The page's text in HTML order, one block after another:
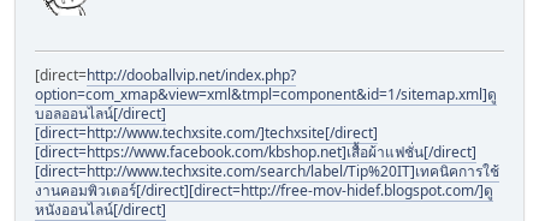
[direct=http://dooballvip.net/index.php?
option=com_xmap&view=xml&tmpl=component&id=1/sitemap.xml]ดู
บอลออนไลน์[/direct]
[direct=http://www.techxsite.com/]techxsite[/direct]
[direct=https://www.facebook.com/kbshop.net]เสื้อผ้าแฟชั่น[/direct]
[direct=http://www.techxsite.com/search/label/Tip%20IT]เทคนิคการใช้
งานคอมพิวเตอร์[/direct][direct=http://free-mov-hidef.blogspot.com/]ดู
หนังออนไลน์[/direct]